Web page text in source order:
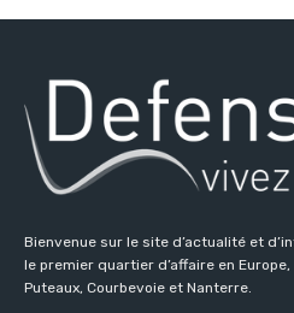
Bienvenue sur le site d’actualité et
le premier quartier d’affaire en
Puteaux, Courbevoie et Nanterre.